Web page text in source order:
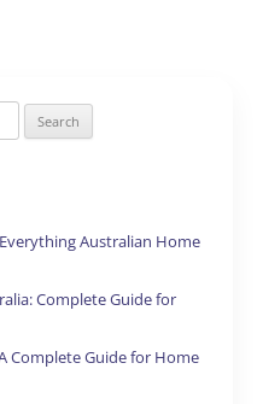
Australian Home
Complete Guide for
Complete Guide for Home